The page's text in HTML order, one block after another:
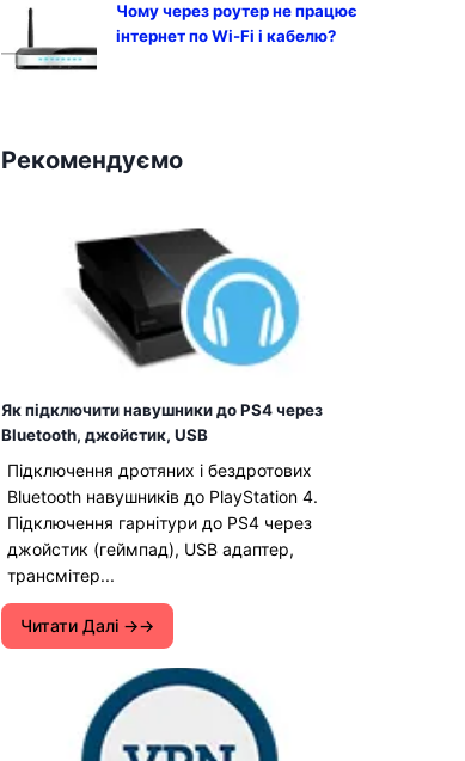
Чому через роутер не працює
інтернет по Wi-Fi і кабелю?
Рекомендуємо
Як підключити навушники до PS4 через
Bluetooth, джойстик, USB
Підключення дротяних і бездротових
Bluetooth навушників до PlayStation 4.
Підключення гарнітури до PS4 через
джойстик (геймпад), USB адаптер,
трансмітер...
Читати Далі →